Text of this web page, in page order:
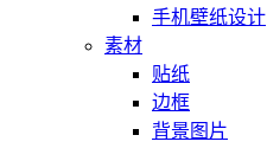
手机壁纸设计
素材
贴纸
边框
背景图片